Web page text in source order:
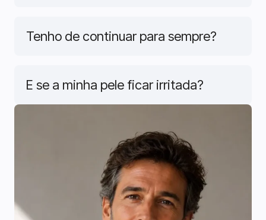
Tenho de continuar para sempre?
E se a minha pele ficar irritada?